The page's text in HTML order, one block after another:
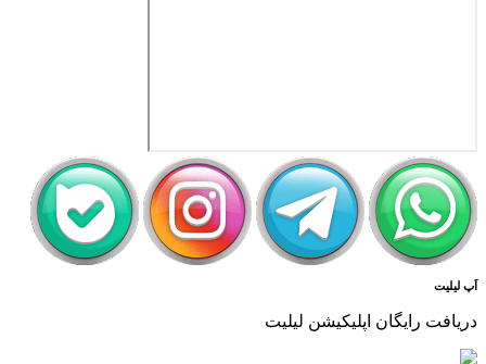
اَپ لیلیت
دریافت رایگان اپلیکیشن لیلیت